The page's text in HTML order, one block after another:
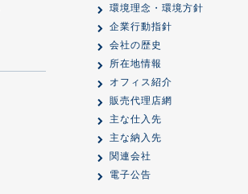
環境理念・環境方針
企業行動指針
会社の歴史
所在地情報
オフィス紹介
販売代理店網
主な仕入先
主な納入先
関連会社
電子公告